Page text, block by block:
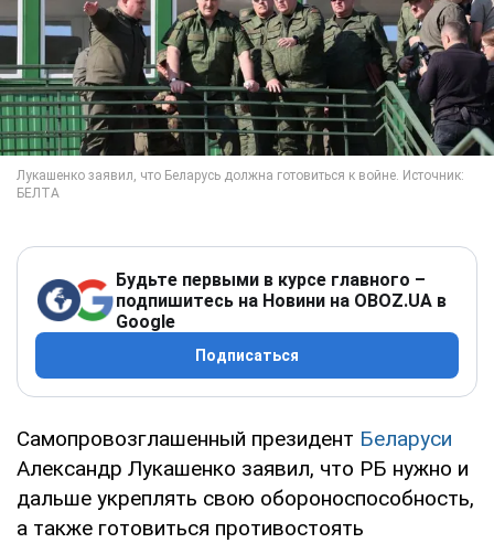
Будьте первыми в курсе главного –
подпишитесь на Новини на OBOZ.UA в
Google
Подписаться
Самопровозглашенный президент Беларуси
Александр Лукашенко заявил, что РБ нужно и
дальше укреплять свою обороноспособность,
а также готовиться противостоять